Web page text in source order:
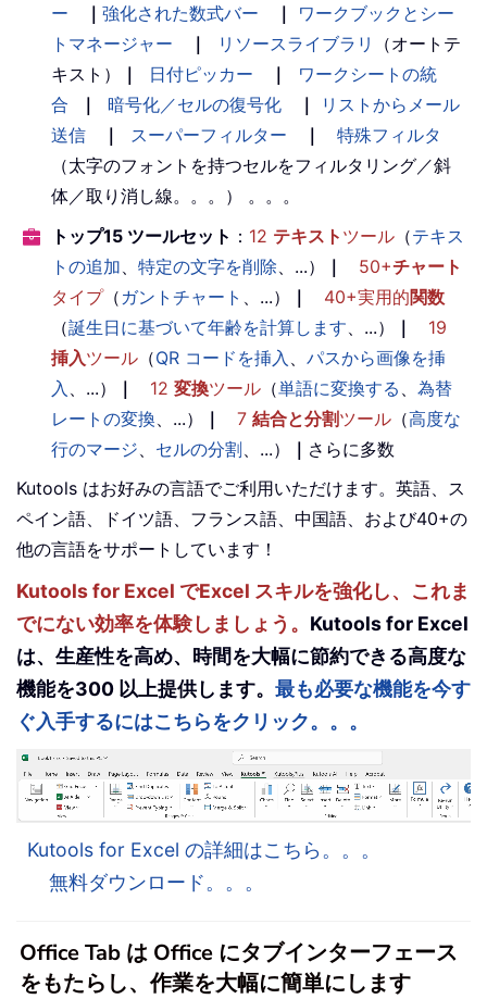
ー
｜ 強化された数式バー ｜
ワークブックとシー
トマネージャー
｜ リソースライブラリ
（オートテ
キスト）
｜ 日付ピッカー ｜
ワークシートの統
合
｜ 暗号化／セルの復号化 ｜
リストからメール
送信
｜ スーパーフィルター ｜
特殊フィルタ
（太字のフォントを持つセルをフィルタリング／斜
体／取り消し線。。。） 。。。
トップ15 ツールセット ： 12 テキスト ツール （テキス
トの追加
特定の文字を削除 、...） ｜ 50+チャート
タイプ（ ガントチャート 、...） ｜ 40+実用的関数
（誕生日に基づいて年齢を計算します 、...） ｜
19
挿入ツール （QR コードを挿入
パスから画像を挿
入
、...） ｜ 12 変換ツール （単語に変換する
為替
レートの変換 、...） ｜ 7 結合と分割ツール （高度な
行のマージ
セルの分割 、...） ｜ さらに多数
Kutools はお好みの言語でご利用いただけます。英語、ス
ペイン語、ドイツ語、フランス語、中国語、および40+の
他の言語をサポートしています！
Kutools for Excel でExcel スキルを強化し、これま
でにない効率を体験しましょう。 Kutools for Excel
は、生産性を高め、時間を大幅に節約できる高度な
機能を300 以上提供します。 最も必要な機能を今す
ぐ入手するにはこちらをクリック。。。
Kutools for Excel の詳細はこちら。。。
無料ダウンロード。。。
Office Tab は Office にタブインターフェース
をもたらし、作業を大幅に簡単にします